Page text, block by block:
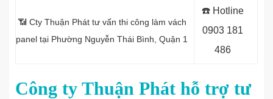
📶 Cty Thuận Phát tư vấn thi công làm vách
panel tại Phường Nguyễn Thái Bình, Quận 1
☎️ Hotline
0903 181
486
Công ty Thuận Phát hỗ trợ tư